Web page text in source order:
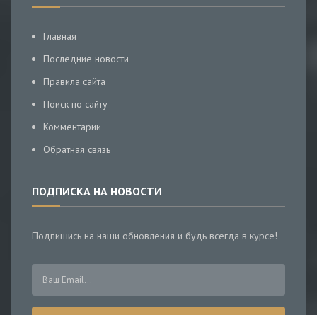
Главная
Последние новости
Правила сайта
Поиск по сайту
Комментарии
Обратная связь
ПОДПИСКА НА НОВОСТИ
Подпишись на наши обновления и будь всегда в курсе!